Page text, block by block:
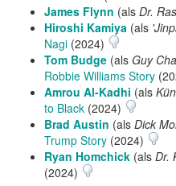
James Flynn (als Dr.
Hiroshi Kamiya (als
Nagi (2024)
Tom Budge (als Guy
Robbie Williams Story
Amrou Al-Kadhi (als
to Black (2024)
Brad Austin (als Dick
Trump Story (2024)
Ryan Homchick (als Dr.
(2024)